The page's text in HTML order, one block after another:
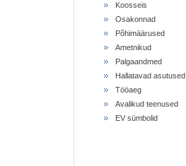
Koosseis
Osakonnad
Põhimäärused
Ametnikud
Palgaandmed
Hallatavad asutused
Tööaeg
Avalikud teenused
EV sümbolid